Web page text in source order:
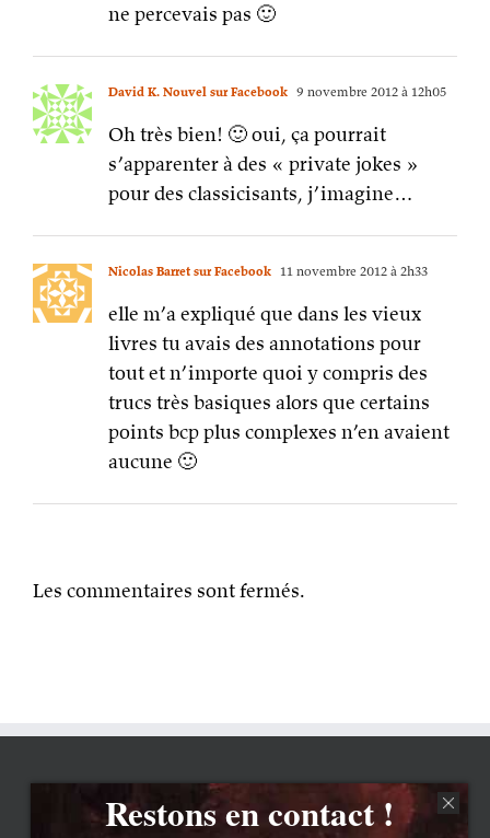
ne percevais pas 🙂
David K. Nouvel sur Facebook 9 novembre 2012 à 12h05
Oh très bien! 🙂 oui, ça pourrait
s’apparenter à des « private jokes »
pour des classicisants, j’imagine…
Nicolas Barret sur Facebook 11 novembre 2012 à 2h33
elle m’a expliqué que dans les vieux
livres tu avais des annotations pour
tout et n’importe quoi y compris des
trucs très basiques alors que certains
points bcp plus complexes n’en avaient
aucune 🙂
Les commentaires sont fermés.
Restons en contact !